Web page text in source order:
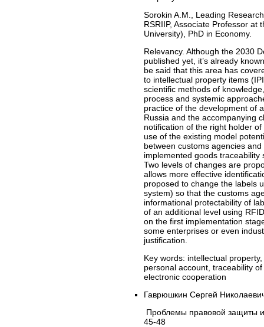
Sorokin A.M., Leading
RSRIIP, Associate Professor at
University), PhD in Economy.
Relevancy. Although the 2030
published yet, it’s already
be said that this area has
to intellectual property items
scientific methods of
process and systemic
practice of the development of
Russia and the accompanying
notification of the right holder
use of the existing model
between customs agencies
implemented goods
Two levels of changes are
allows more effective
proposed to change the labels
system) so that the customs
informational protectability of
of an additional level using
on the first implementation
some enterprises or even
justification.
Key words: intellectual
personal account, traceability
electronic cooperation
Гаврюшкин Сергей
Проблемы правовой защиты
45-48